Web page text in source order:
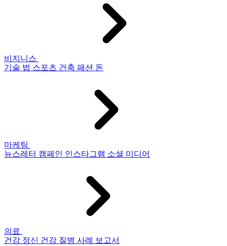
비지니스
기술 법 스포츠 건축 패션 돈
마케팅
뉴스레터 캠페인 인스타그램 소셜 미디어
의료
건강 정신 건강 질병 사례 보고서